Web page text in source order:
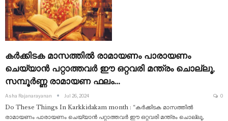
കർക്കിടക മാസത്തിൽ രാമായണം പാരായണം
ചെയ്യാൻ പറ്റാത്തവർ ഈ ഒറ്റവരി മന്ത്രം ചൊല്ലൂ,
സമ്പൂർണ്ണ രാമായണ ഫലം…
Asha Rajanarayanan Jul 26, 2024 0
Do These Things In Karkkidakam month : “കർക്കിടക മാസത്തിൽ
രാമായണം പാരായണം ചെയ്യാൻ പറ്റാത്തവർ ഈ ഒറ്റവരി മന്ത്രം ചൊല്ലൂ,